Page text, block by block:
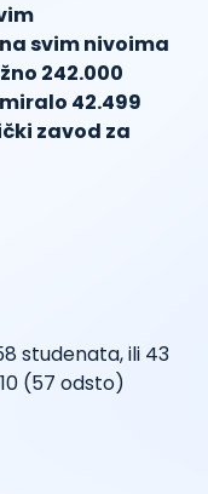
svim nivoima
242.000
42.499
zavod za
studenata, ili 43
(57 odsto)